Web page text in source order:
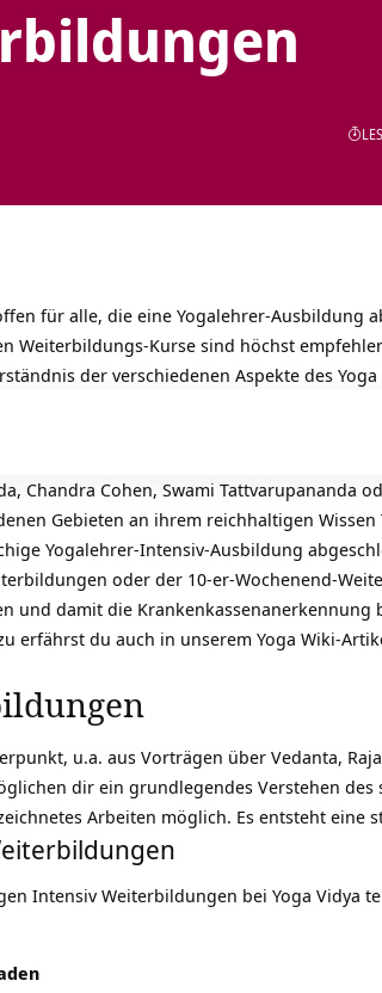
für alle, die eine Yogalehrer-Ausbildung
Weiterbildungs-Kurse sind höchst
der verschiedenen Aspekte des
Chandra Cohen, Swami Tattvarupananda
Gebieten an ihrem reichhaltigen Wissen
Yogalehrer-Intensiv-Ausbildung
oder der 10-er-Wochenend-
und damit die
erfährst du auch in unserem Yoga Wiki-
u.a. aus Vorträgen über Vedanta,
dir ein grundlegendes Verstehen
Arbeiten möglich. Es entsteht eine
Intensiv Weiterbildungen bei Yoga Vidya